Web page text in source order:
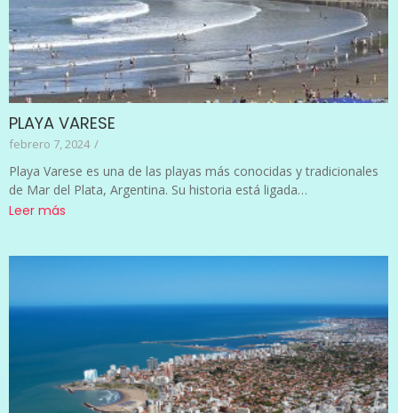
PLAYA VARESE
febrero 7, 2024 /
Playa Varese es una de las playas más conocidas y tradicionales
de Mar del Plata, Argentina. Su historia está ligada…
Leer más